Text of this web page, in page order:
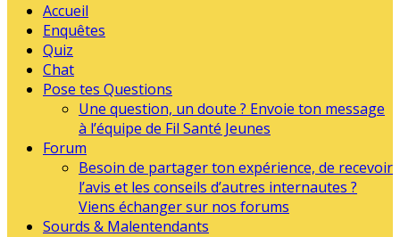
Accueil
Enquêtes
Quiz
Chat
Pose tes Questions
Une question, un doute ? Envoie ton message
à l’équipe de Fil Santé Jeunes
Forum
Besoin de partager ton expérience, de recevoir
l’avis et les conseils d’autres internautes ?
Viens échanger sur nos forums
Sourds & Malentendants